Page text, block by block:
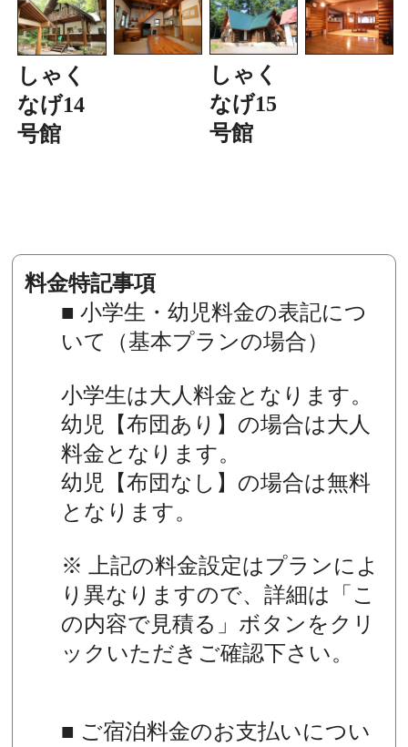
しゃく
なげ14
号館
しゃく
なげ15
号館
料金特記事項
■ 小学生・幼児料金の表記につ
いて（基本プランの場合）
小学生は大人料金となります。
幼児【布団あり】の場合は大人
料金となります。
幼児【布団なし】の場合は無料
となります。
※ 上記の料金設定はプランによ
り異なりますので、詳細は「こ
の内容で見積る」ボタンをクリ
ックいただきご確認下さい。
■ ご宿泊料金のお支払いについ